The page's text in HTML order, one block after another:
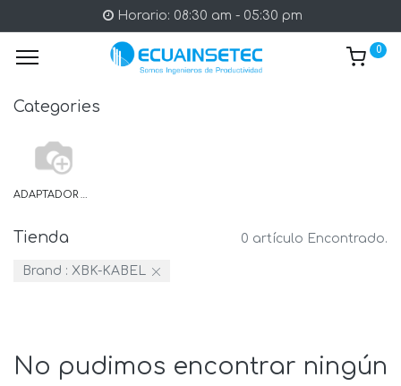
Horario: 08:30 am - 05:30 pm
0
Categories
ADAPTADOR DE FIJACION
Tienda 0 artículo Encontrado.
Brand : XBK-KABEL
No pudimos encontrar ningún